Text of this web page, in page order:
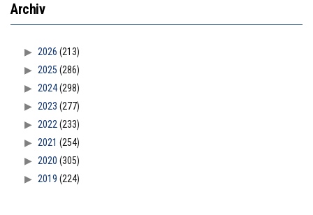
Archiv
2026 (213)
2025 (286)
2024(298)
2023 (277)
2022 (233)
2021 (254)
2020 (305)
2019 (224)